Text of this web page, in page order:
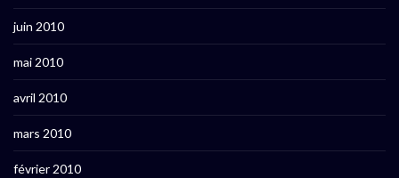
juin 2010
mai 2010
avril 2010
mars 2010
février 2010